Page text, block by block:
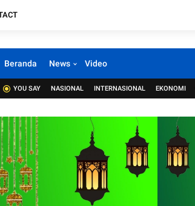
Beranda News Video
YOU SAY NASIONAL INTERNASIONAL EKONOMI